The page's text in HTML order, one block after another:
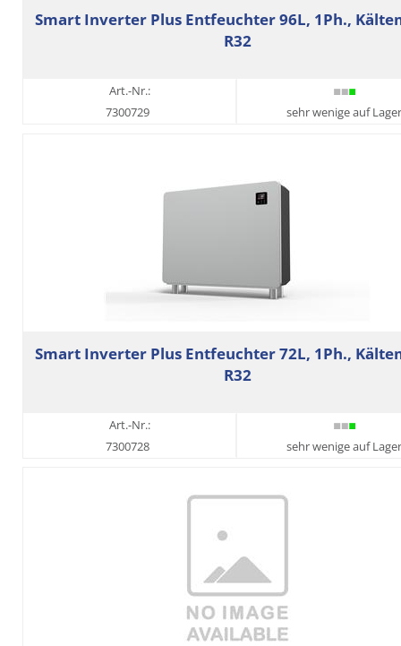
Smart Inverter Plus Entfeuchter 96L, 1Ph.,
R32
Art.-Nr.:
7300729
sehr wenige auf Lager
Smart Inverter Plus Entfeuchter 72L, 1Ph.,
R32
Art.-Nr.:
7300728
sehr wenige auf Lager